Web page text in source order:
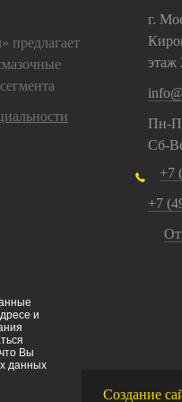
предлагает
г.
этаж
Пн-
Сб-
+7
+7
Создание
и
Вы
данных